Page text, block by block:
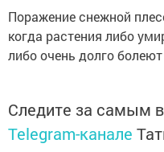
Поражение снежной
когда растения либо
либо очень долго
Следите за самым
Telegram-канале